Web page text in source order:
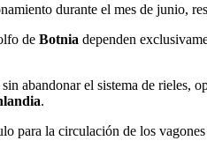
durante el mes de junio,
de Botnia dependen
abandonar el sistema de
.
para la circulación de los